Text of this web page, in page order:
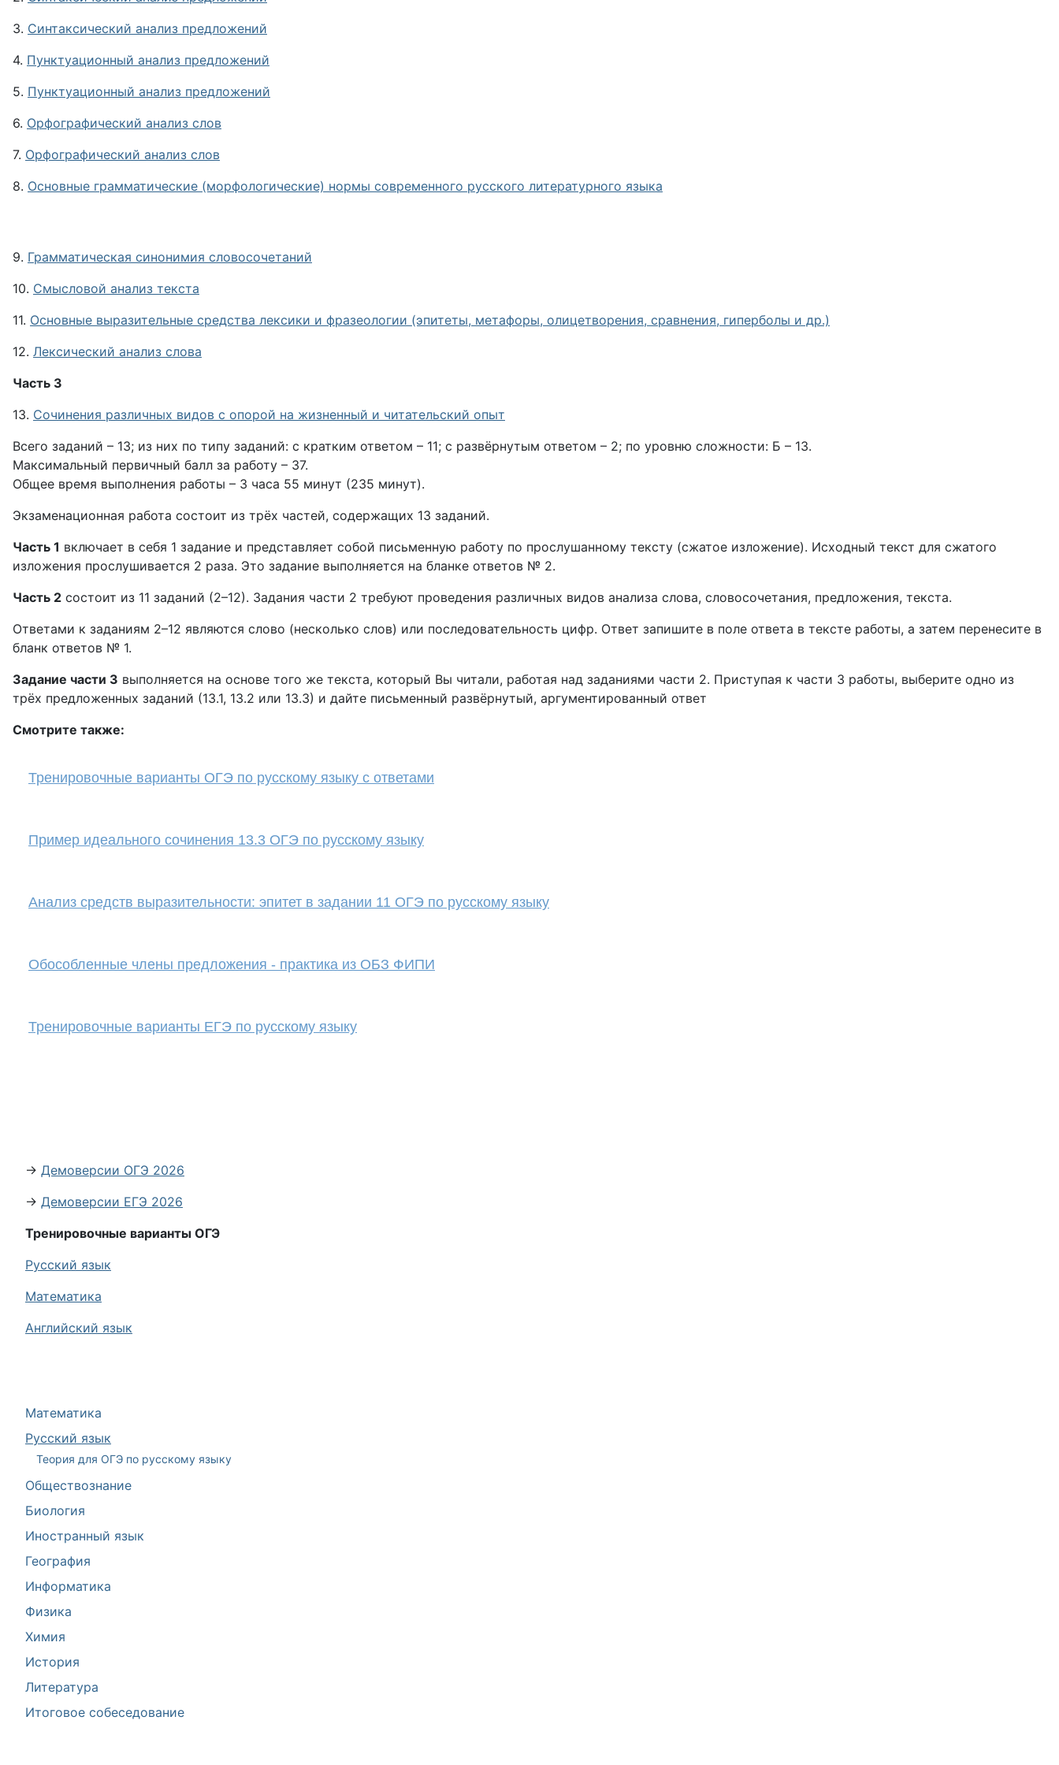
Математика
Русский язык
Теория для ОГЭ по русскому языку
Обществознание
Биология
Иностранный язык
География
Информатика
Физика
Химия
История
Литература
Итоговое собеседование
3. Синтаксический анализ предложений
4. Пунктуационный анализ предложений
5. Пунктуационный анализ предложений
6. Орфографический анализ слов
7. Орфографический анализ слов
8. Основные грамматические (морфологические) нормы современного русского литературного языка
9. Грамматическая синонимия словосочетаний
10. Смысловой анализ текста
11. Основные выразительные средства лексики и фразеологии (эпитеты, метафоры, олицетворения, сравнения, гиперболы и др.)
12. Лексический анализ слова
Часть 3
13. Сочинения различных видов с опорой на жизненный и читательский опыт
Всего заданий – 13; из них по типу заданий: с кратким ответом – 11; с развёрнутым ответом – 2; по уровню сложности: Б – 13.
Максимальный первичный балл за работу – 37.
Общее время выполнения работы – 3 часа 55 минут (235 минут).
Экзаменационная работа состоит из трёх частей, содержащих 13 заданий.
Часть 1 включает в себя 1 задание и представляет собой письменную работу по прослушанному тексту (сжатое изложение). Исходный текст для сжатого
изложения прослушивается 2 раза. Это задание выполняется на бланке ответов № 2.
Часть 2 состоит из 11 заданий (2–12). Задания части 2 требуют проведения различных видов анализа слова, словосочетания, предложения, текста.
Ответами к заданиям 2–12 являются слово (несколько слов) или последовательность цифр. Ответ запишите в поле ответа в тексте работы, а затем перенесите в
бланк ответов № 1.
Задание части 3 выполняется на основе того же текста, который Вы читали, работая над заданиями части 2. Приступая к части 3 работы, выберите одно из
трёх предложенных заданий (13.1, 13.2 или 13.3) и дайте письменный развёрнутый, аргументированный ответ
Смотрите также:
Тренировочные варианты ОГЭ по русскому языку с ответами
Пример идеального сочинения 13.3 ОГЭ по русскому языку
Анализ средств выразительности: эпитет в задании 11 ОГЭ по русскому языку
Обособленные члены предложения - практика из ОБЗ ФИПИ
Тренировочные варианты ЕГЭ по русскому языку
→ Демоверсии ОГЭ 2026
→ Демоверсии ЕГЭ 2026
Тренировочные варианты ОГЭ
Русский язык
Математика
Английский язык